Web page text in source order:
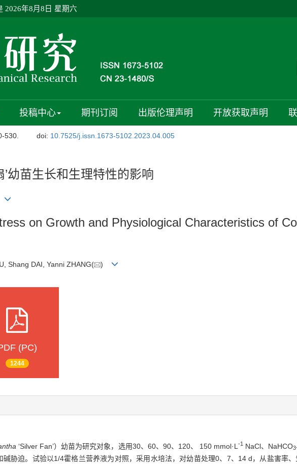
2026年8月8日 星期六
投稿中心 期刊订阅 出版伦理声明 开放获取声明
530. doi: 10.7525/j.issn.1673-5102.2023.04.005
幼苗生长和生理特性的影响
on Growth and Physiological Characteristics of
Shang DAI, Yanni ZHANG( )
(PC)
1244
‘Silver Fan’）幼苗为研究对象，选用30、60、90、120、 150 mmol·L -1 NaCl、NaHCO3
胁迫。试验以1/4霍格兰营养液为对照，采用水培法，对幼苗处理0、7、14 d，从盐害率、